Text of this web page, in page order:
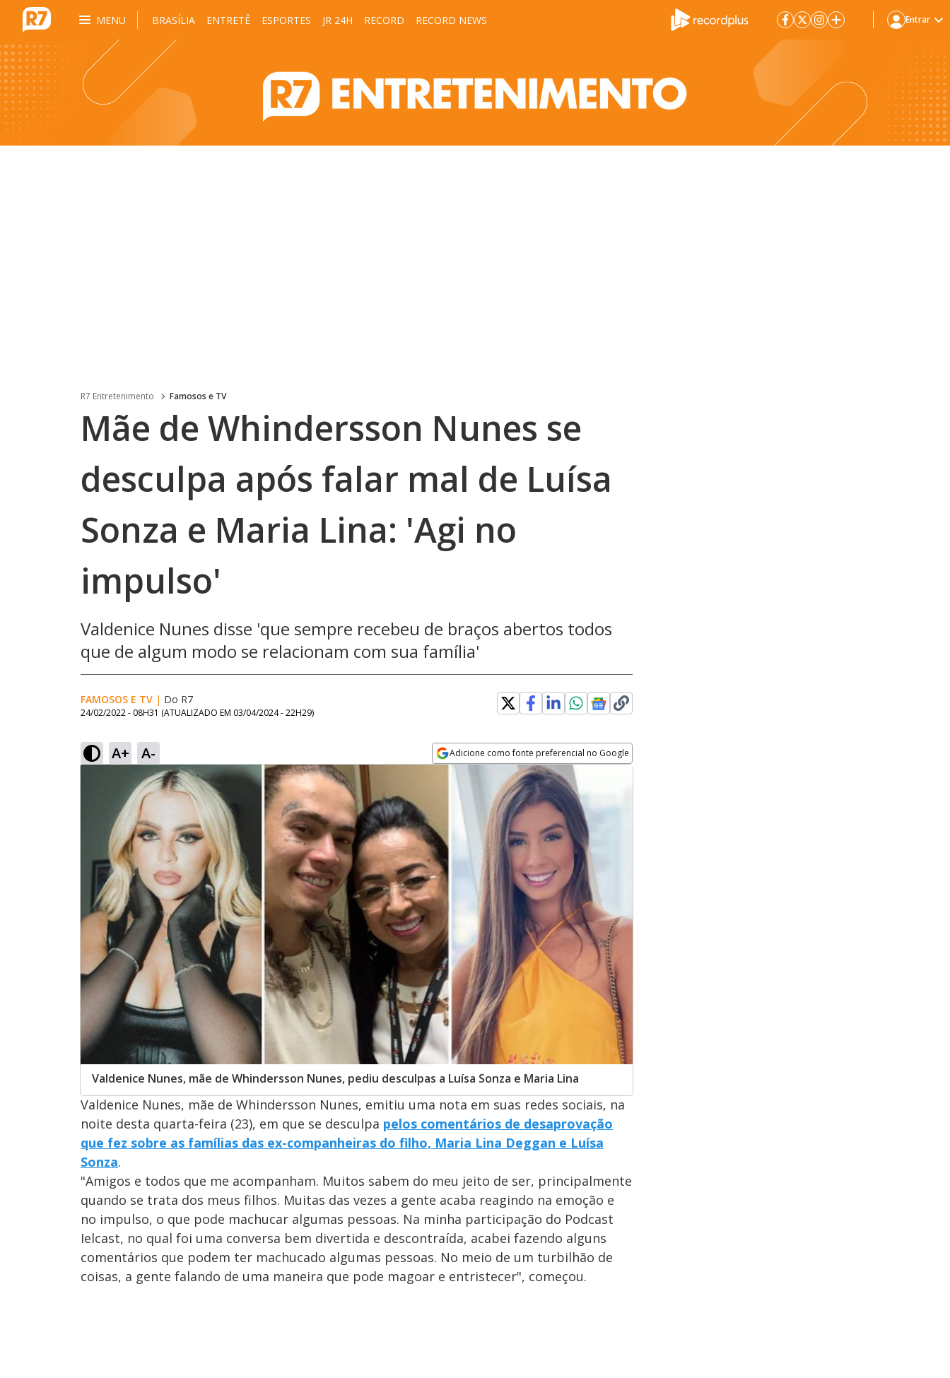
MENU BRASÍLIA ENTRETÊ ESPORTES JR 24H RECORD RECORD NEWS Entrar
R7 Entretenimento Famosos e TV
Mãe de Whindersson Nunes se
desculpa após falar mal de Luísa
Sonza e Maria Lina: 'Agi no
impulso'
Valdenice Nunes disse 'que sempre recebeu de braços abertos todos
que de algum modo se relacionam com sua família'
FAMOSOS E TV | Do R7
24/02/2022 - 08H31 (ATUALIZADO EM 03/04/2024 - 22H29)
A+ A- Adicione como fonte preferencial no Google
Opens in new window
Valdenice Nunes, mãe de Whindersson Nunes, pediu desculpas a Luísa Sonza e Maria Lina
Valdenice Nunes, mãe de Whindersson Nunes, emitiu uma nota em suas redes sociais, na
noite desta quarta-feira (23), em que se desculpa pelos comentários de desaprovação
que fez sobre as famílias das ex-companheiras do filho, Maria Lina Deggan e Luísa
Sonza.
"Amigos e todos que me acompanham. Muitos sabem do meu jeito de ser, principalmente
quando se trata dos meus filhos. Muitas das vezes a gente acaba reagindo na emoção e
no impulso, o que pode machucar algumas pessoas. Na minha participação do Podcast
Ielcast, no qual foi uma conversa bem divertida e descontraída, acabei fazendo alguns
comentários que podem ter machucado algumas pessoas. No meio de um turbilhão de
coisas, a gente falando de uma maneira que pode magoar e entristecer", começou.